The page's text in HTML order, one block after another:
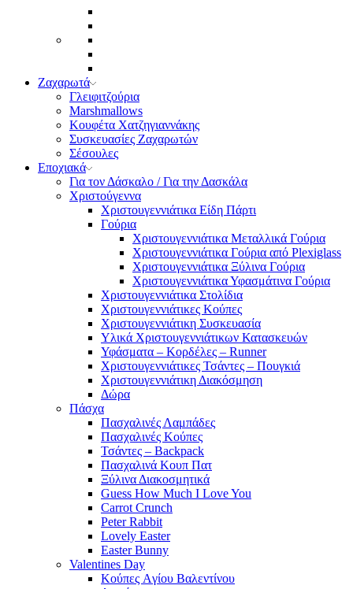
Ζαχαρωτά
Γλειφιτζούρια
Marshmallows
Κουφέτα Χατζηγιαννάκης
Συσκευασίες Ζαχαρωτών
Σέσουλες
Εποχιακά
Για τον Δάσκαλο / Για την Δασκάλα
Χριστούγεννα
Χριστουγεννιάτικα Είδη Πάρτι
Γούρια
Χριστουγεννιάτικα Μεταλλικά Γούρια
Χριστουγεννιάτικα Γούρια από Plexiglass
Χριστουγεννιάτικα Ξύλινα Γούρια
Χριστουγεννιάτικα Υφασμάτινα Γούρια
Χριστουγεννιάτικα Στολίδια
Χριστουγεννιάτικες Κούπες
Χριστουγεννιάτικη Συσκευασία
Υλικά Χριστουγεννιάτικων Κατασκευών
Υφάσματα – Κορδέλες – Runner
Χριστουγεννιάτικες Τσάντες – Πουγκιά
Χριστουγεννιάτικη Διακόσμηση
Δώρα
Πάσχα
Πασχαλινές Λαμπάδες
Πασχαλινές Κούπες
Τσάντες – Backpack
Πασχαλινά Κουπ Πατ
Ξύλινα Διακοσμητικά
Guess How Much I Love You
Carrot Crunch
Peter Rabbit
Lovely Easter
Easter Bunny
Valentines Day
Κούπες Aγίου Βαλεντίνου